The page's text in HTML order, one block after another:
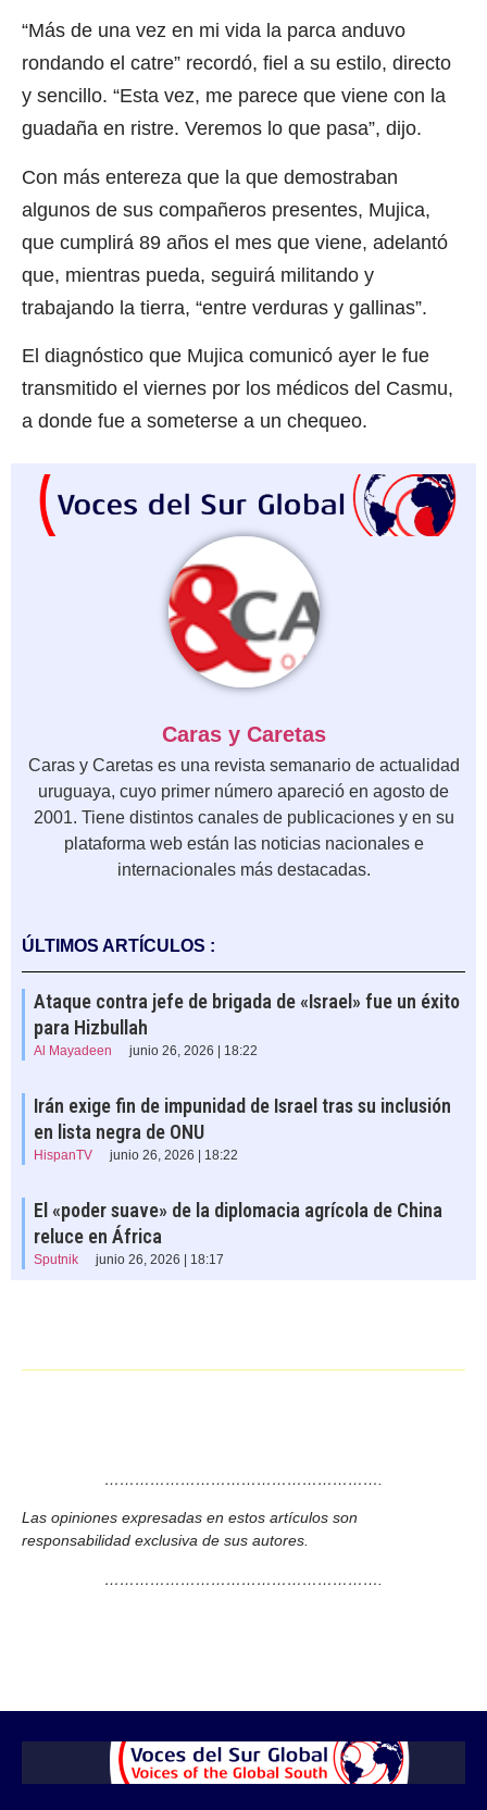
“Más de una vez en mi vida la parca anduvo
rondando el catre” recordó, fiel a su estilo, directo
y sencillo. “Esta vez, me parece que viene con la
guadaña en ristre. Veremos lo que pasa”, dijo.
Con más entereza que la que demostraban
algunos de sus compañeros presentes, Mujica,
que cumplirá 89 años el mes que viene, adelantó
que, mientras pueda, seguirá militando y
trabajando la tierra, “entre verduras y gallinas”.
El diagnóstico que Mujica comunicó ayer le fue
transmitido el viernes por los médicos del Casmu,
a donde fue a someterse a un chequeo.
Caras y Caretas
Caras y Caretas es una revista semanario de actualidad
uruguaya, cuyo primer número apareció en agosto de
2001. Tiene distintos canales de publicaciones y en su
plataforma web están las noticias nacionales e
internacionales más destacadas.
ÚLTIMOS ARTÍCULOS :
Ataque contra jefe de brigada de «Israel» fue un éxito
para Hizbullah
Al Mayadeen junio 26, 2026 | 18:22
Irán exige fin de impunidad de Israel tras su inclusión
en lista negra de ONU
HispanTV junio 26, 2026 | 18:22
El «poder suave» de la diplomacia agrícola de China
reluce en África
Sputnik junio 26, 2026 | 18:17
……………………………………………….
Las opiniones expresadas en estos artículos son
responsabilidad exclusiva de sus autores.
……………………………………………….